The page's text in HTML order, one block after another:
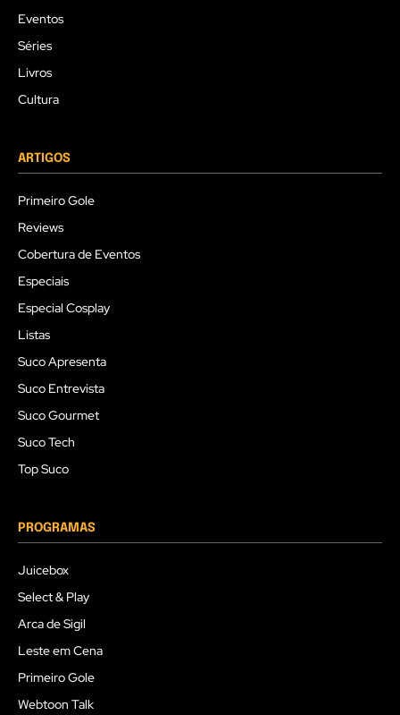
Eventos
Séries
Livros
Cultura
ARTIGOS
Primeiro Gole
Reviews
Cobertura de Eventos
Especiais
Especial Cosplay
Listas
Suco Apresenta
Suco Entrevista
Suco Gourmet
Suco Tech
Top Suco
PROGRAMAS
Juicebox
Select & Play
Arca de Sigil
Leste em Cena
Primeiro Gole
Webtoon Talk